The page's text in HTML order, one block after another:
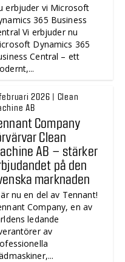
erbjuder vi Microsoft
365 Business
Vi erbjuder nu
Dynamics 365
Central – ett
2026 | Clean
AB
Company
Clean
AB – stärker
på den
marknaden
är nu en del av Tennant!
Company, en av
ledande
av